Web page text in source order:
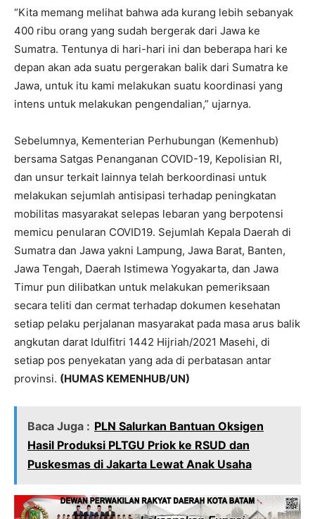
“Kita memang melihat bahwa ada kurang lebih sebanyak
400 ribu orang yang sudah bergerak dari Jawa ke
Sumatra. Tentunya di hari-hari ini dan beberapa hari ke
depan akan ada suatu pergerakan balik dari Sumatra ke
Jawa, untuk itu kami melakukan suatu koordinasi yang
intens untuk melakukan pengendalian,” ujarnya.
Sebelumnya, Kementerian Perhubungan (Kemenhub)
bersama Satgas Penanganan COVID-19, Kepolisian RI,
dan unsur terkait lainnya telah berkoordinasi untuk
melakukan sejumlah antisipasi terhadap peningkatan
mobilitas masyarakat selepas lebaran yang berpotensi
memicu penularan COVID19. Sejumlah Kepala Daerah di
Sumatra dan Jawa yakni Lampung, Jawa Barat, Banten,
Jawa Tengah, Daerah Istimewa Yogyakarta, dan Jawa
Timur pun dilibatkan untuk melakukan pemeriksaan
secara teliti dan cermat terhadap dokumen kesehatan
setiap pelaku perjalanan masyarakat pada masa arus balik
angkutan darat Idulfitri 1442 Hijriah/2021 Masehi, di
setiap pos penyekatan yang ada di perbatasan antar
provinsi. (HUMAS KEMENHUB/UN)
Baca Juga : PLN Salurkan Bantuan Oksigen
Hasil Produksi PLTGU Priok ke RSUD dan
Puskesmas di Jakarta Lewat Anak Usaha